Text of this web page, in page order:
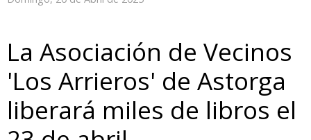
La Asociación de Vecinos
'Los Arrieros' de Astorga
liberará miles de libros el